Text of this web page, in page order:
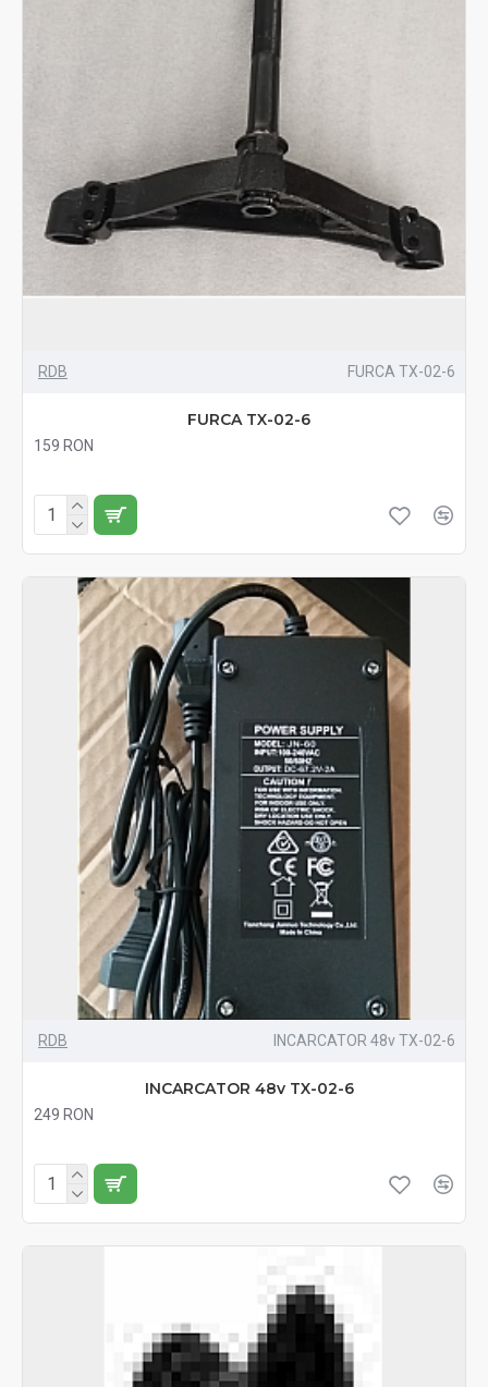
RDB FURCA TX-02-6
FURCA TX-02-6
159 RON
RDB INCARCATOR 48v TX-02-6
INCARCATOR 48v TX-02-6
249 RON